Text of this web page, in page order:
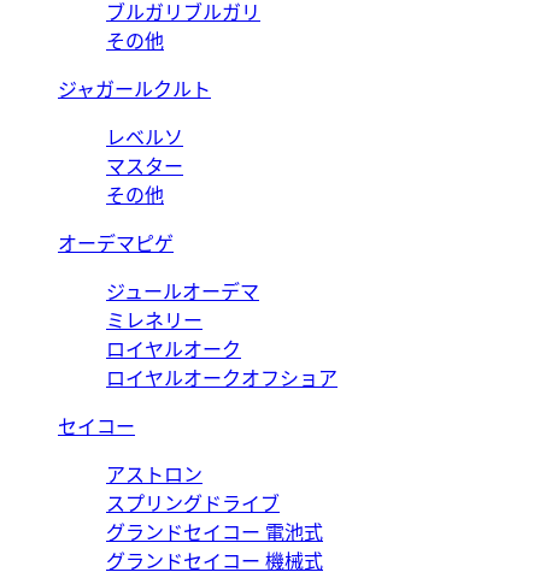
ブルガリブルガリ
その他
ジャガールクルト
レベルソ
マスター
その他
オーデマピゲ
ジュールオーデマ
ミレネリー
ロイヤルオーク
ロイヤルオークオフショア
セイコー
アストロン
スプリングドライブ
グランドセイコー 電池式
グランドセイコー 機械式